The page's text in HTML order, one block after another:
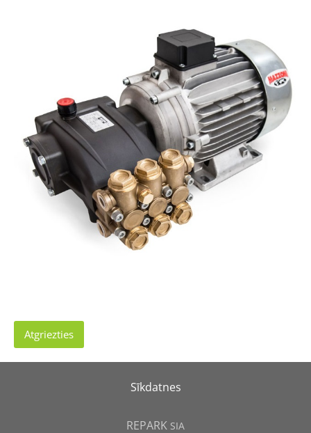
Atgriezties
Sīkdatnes
REPARK SIA